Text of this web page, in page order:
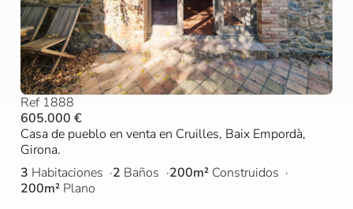
Ref 1888
605.000 €
Casa de pueblo en venta en Cruilles, Baix Empordà,
Girona.
3 Habitaciones 2 Baños 200m² Construidos
200m² Plano